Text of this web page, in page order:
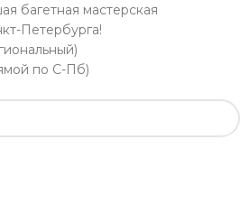
багетная мастерская
Петербурга!
по С-Пб)